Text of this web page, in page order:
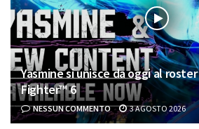
Yasmine si unisce da oggi al
Fighter™ 6
NESSUN COMMENTO 3 AGOSTO 2026